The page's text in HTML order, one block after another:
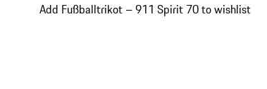
Add Fußballtrikot – 911 Spirit 70 to wishlist